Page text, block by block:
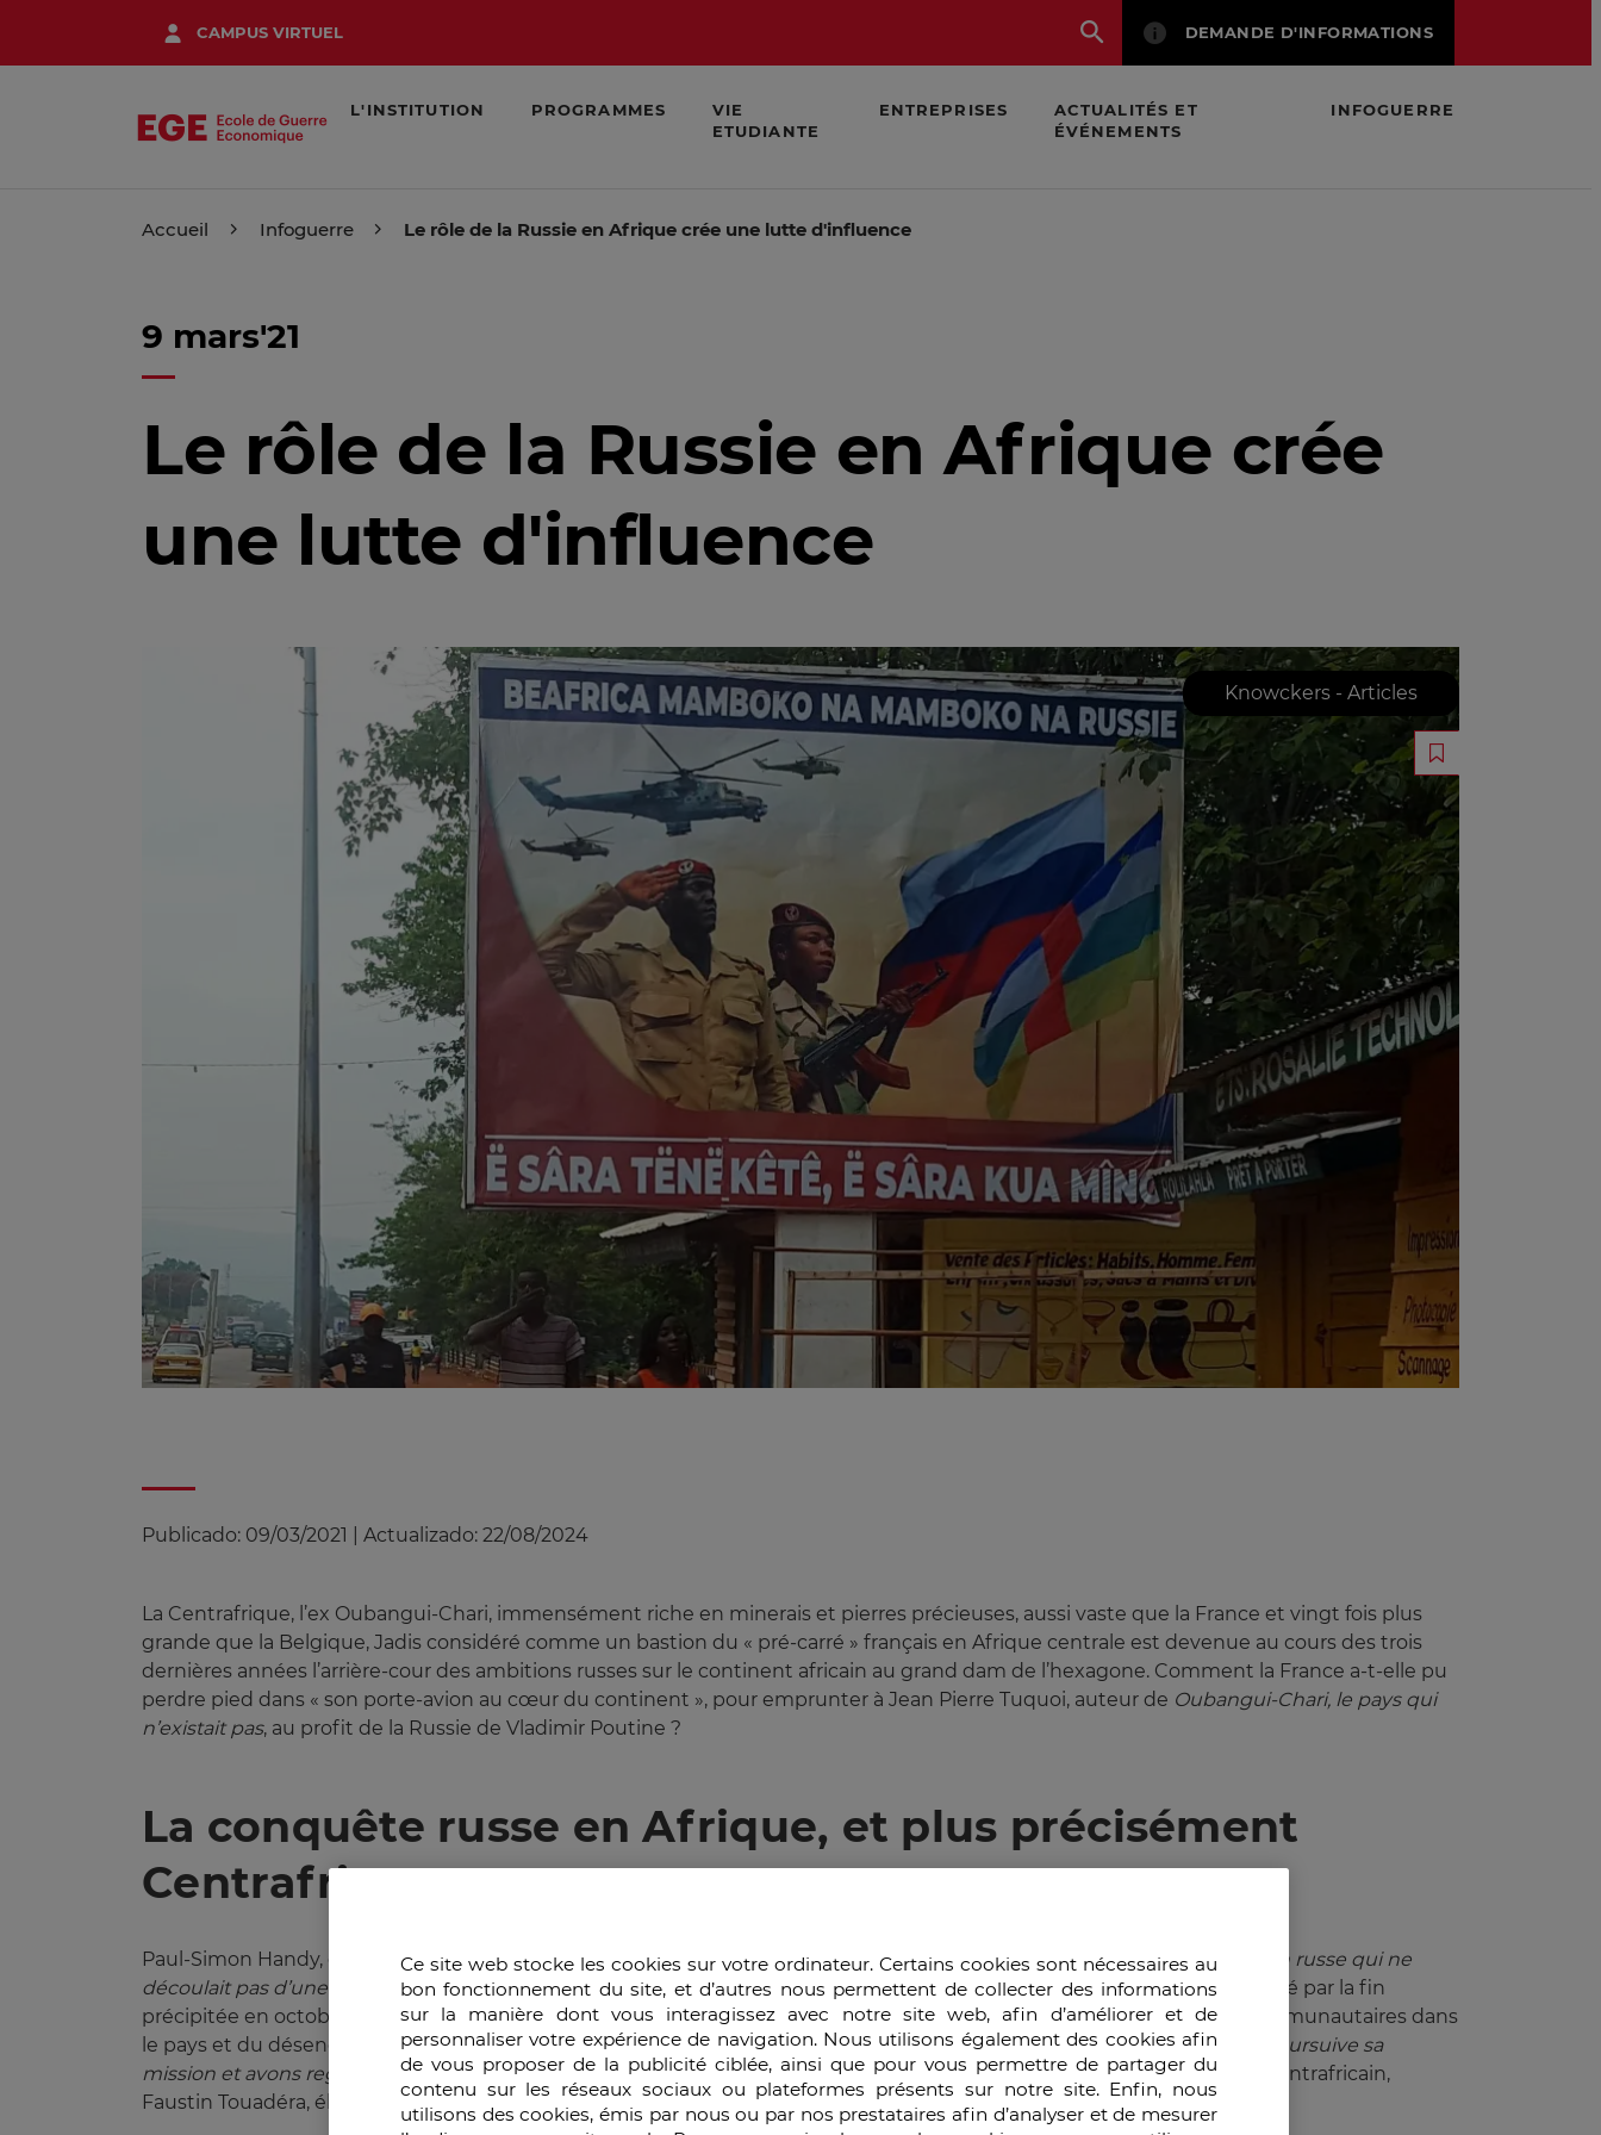
contenu
CAMPUS VIRTUEL DEMANDE D'INFORMATIONS
L'INSTITUTION PROGRAMMES
VIE
ETUDIANTE
ENTREPRISES
ACTUALITÉS ET
ÉVÉNEMENTS
INFOGUERRE
Accueil Infoguerre Le rôle de la Russie en Afrique crée une lutte d'influence
9 mars'21
Le rôle de la Russie en Afrique crée
une lutte d'influence
Knowckers - Articles
Publicado: 09/03/2021 Actualizado: 22/08/2024
La Centrafrique, l’ex Oubangui-Chari, immensément riche en minerais et pierres précieuses, aussi vaste que la France et vingt fois plus
grande que la Belgique, Jadis considéré comme un bastion du « pré-carré » français en Afrique centrale est devenue au cours des trois
dernières années l’arrière-cour des ambitions russes sur le continent africain au grand dam de l’hexagone. Comment la France a-t-elle pu
perdre pied dans « son porte-avion au cœur du continent », pour emprunter à Jean Pierre Tuquoi, auteur de Oubangui-Chari, le pays qui
n’existait pas, au profit de la Russie de Vladimir Poutine ?
La conquête russe en Afrique, et plus précisément
Centrafrique
Paul-Simon Handy, de l’institut d’études de sécurité de Dakar est formel : « La France a été prise de court par l’implication russe qui ne
découlait pas d’une stratégie mûrement réfléchie. Moscou a agi par opportunité» en profitant du vide abyssal occasionné par la fin
précipitée en octobre 2016 de l’opération militaire française Sangaris lancée en 2013 au plus fort des massacres intercommunautaires dans
le pays et du désenchantement des nouvelles autorités Centrafricaines. «Nous avions souhaité que la Force Sangaris poursuive sa
mission et avons regretté son retrait » reconnait sans détour, dans une interview au quotidienLe Monde , le Président Centrafricain,
Faustin Touadéra, élu tout juste à peine, huit mois, avant l’acte de requiem de Sangaris.
Ce site web stocke les cookies sur votre ordinateur. Certains cookies sont nécessaires au
bon fonctionnement du site, et d’autres nous permettent de collecter des informations
sur la manière dont vous interagissez avec notre site web, afin d’améliorer et de
personnaliser votre expérience de navigation. Nous utilisons également des cookies afin
de vous proposer de la publicité ciblée, ainsi que pour vous permettre de partager du
contenu sur les réseaux sociaux ou plateformes présents sur notre site. Enfin, nous
utilisons des cookies, émis par nous ou par nos prestataires afin d’analyser et de mesurer